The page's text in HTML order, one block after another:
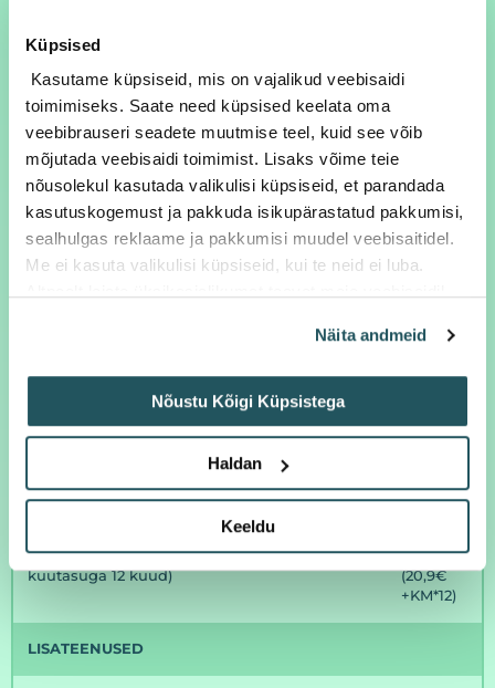
Küpsised
Kasutame küpsiseid, mis on vajalikud veebisaidi
toimimiseks. Saate need küpsised keelata oma
veebibrauseri seadete muutmise teel, kuid see võib
mõjutada veebisaidi toimimist. Lisaks võime teie
nõusolekul kasutada valikulisi küpsiseid, et parandada
kasutuskogemust ja pakkuda isikupärastatud pakkumisi,
sealhulgas reklaame ja pakkumisi muudel veebisaitidel.
Me ei kasuta valikulisi küpsiseid, kui te neid ei luba.
Näita andmeid
Nõustu Kõigi Küpsistega
Haldan
Keeldu
Hinnad sisaldavad käibemaksu
Picapac pakiautomaatide
hinnakiri ärikliendile (kehtiv
alates 01.07.25)
Isiklik pakiautomaat
Fix business (fikseeritud
29,9€ + KM
149,4€ +
KM*6)
Fix max business (fikseeritud
kuutasuga 12 kuud)
24,9€ + KM
250,8€
(20,9€
+KM*12)
LISATEENUSED